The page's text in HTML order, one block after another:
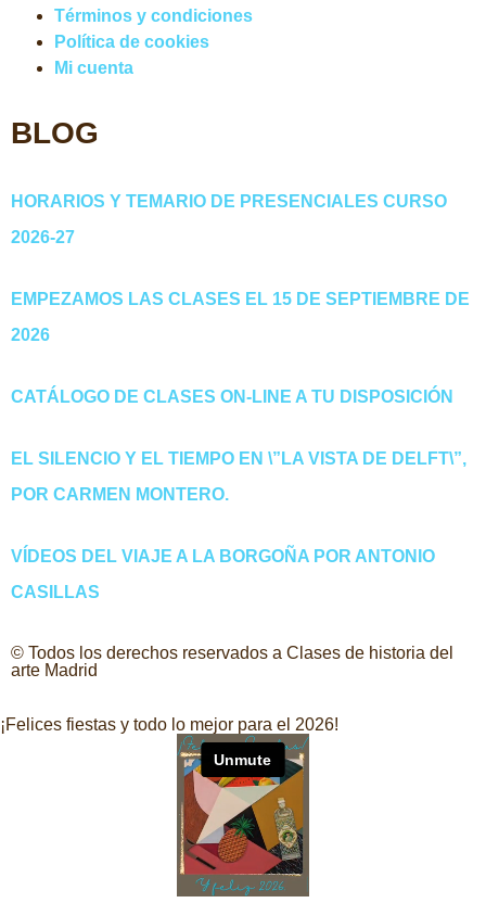
Términos y condiciones
Política de cookies
Mi cuenta
BLOG
HORARIOS Y TEMARIO DE PRESENCIALES CURSO
2026-27
EMPEZAMOS LAS CLASES EL 15 DE SEPTIEMBRE DE
2026
CATÁLOGO DE CLASES ON-LINE A TU DISPOSICIÓN
EL SILENCIO Y EL TIEMPO EN \”LA VISTA DE DELFT\”,
POR CARMEN MONTERO.
VÍDEOS DEL VIAJE A LA BORGOÑA POR ANTONIO
CASILLAS
© Todos los derechos reservados a Clases de historia del
arte Madrid
¡Felices fiestas y todo lo mejor para el 2026!